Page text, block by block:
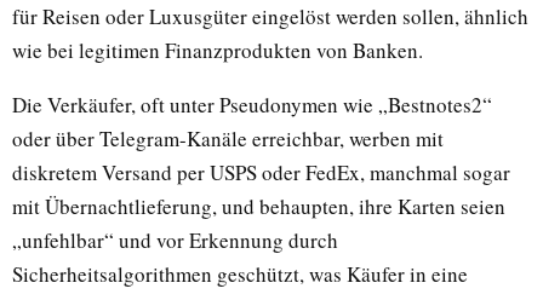
für Reisen oder Luxusgüter eingelöst werden sollen, ähnlich
wie bei legitimen Finanzprodukten von Banken.
Die Verkäufer, oft unter Pseudonymen wie „Bestnotes2“
oder über Telegram-Kanäle erreichbar, werben mit
diskretem Versand per USPS oder FedEx, manchmal sogar
mit Übernachtlieferung, und behaupten, ihre Karten seien
„unfehlbar“ und vor Erkennung durch
Sicherheitsalgorithmen geschützt, was Käufer in eine